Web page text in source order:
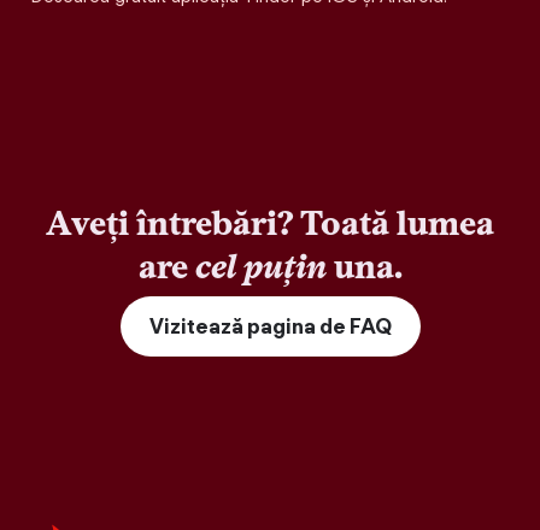
Aveți întrebări? Toată lumea
arecel puținuna.
Vizitează pagina de FAQ